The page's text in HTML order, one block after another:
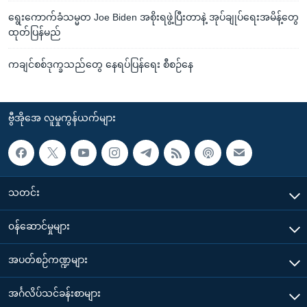
ရွေးကောက်ခံသမ္မတ Joe Biden အစိုးရဖွဲ့ပြီးတာနဲ့ အုပ်ချုပ်ရေးအမိန့်တွေ
ထုတ်ပြန်မည်
ကချင်စစ်ဒုက္ခသည်တွေ နေရပ်ပြန်ရေး စီစဉ်နေ
ဗွီအိုအေ လူမှုကွန်ယက်များ
သတင်း
၀န်ဆောင်မှုများ
အပတ်စဉ်ကဏ္ဍများ
အင်္ဂလိပ်သင်ခန်းစာများ